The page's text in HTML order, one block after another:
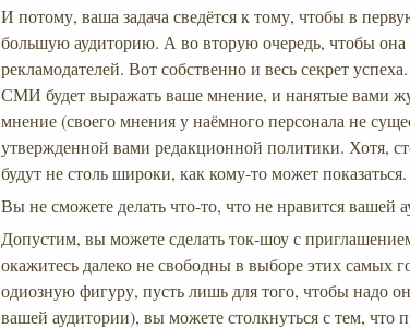
И потому, ваша задача сведётся к тому, чтобы в
большую аудиторию. А во вторую очередь, чтобы
рекламодателей. Вот собственно и весь секрет
СМИ будет выражать ваше мнение, и нанятые вами
мнение (своего мнения у наёмного персонала не
утвержденной вами редакционной политики. Хотя,
будут не столь широки, как кому-то может показаться.
Вы не сможете делать что-то, что не нравится вашей
Допустим, вы можете сделать ток-шоу с
окажитесь далеко не свободны в выборе этих самых
одиозную фигуру, пусть лишь для того, чтобы надо
вашей аудитории), вы можете столкнуться с тем, что